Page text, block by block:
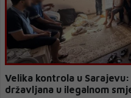
Velika kontrola u
državljana u ilegalnom